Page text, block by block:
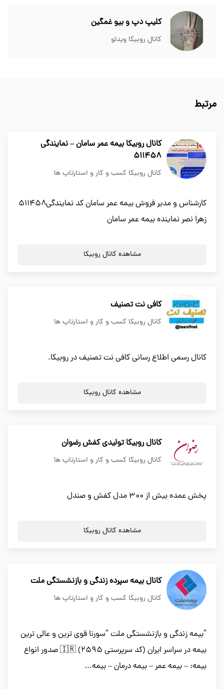
کلیپ دپ و بیو غمگین
کانال روبیکا ویدئو
مرتبط
کانال روبیکا بیمه عمر سامان – نمایندگی
511458
کانال روبیکا کسب و کار و استارتاپ ها
کارشناس و مدیر فروش بیمه عمر سامان کد نمایندگی۵۱۱۴۵۸
زهرا نصر نماینده بیمه عمر سامان
مشاهده کانال روبیکا
کافی نت تصنیف
کانال روبیکا کسب و کار و استارتاپ ها
کانال رسمی اطلاع رسانی کافی نت تصنیف در روبیکا.
مشاهده کانال روبیکا
کانال روبیکا تولیدی کفش رضوان
کانال روبیکا کسب و کار و استارتاپ ها
پخش عمده بیش از 300 مدل کفش و صندل
مشاهده کانال روبیکا
کانال بیمه سپرده زندگی و بازنشستگی ملت
کانال روبیکا کسب و کار و استارتاپ ها
“بیمه زندگی و بازنشستگی ملت “سورنا قوی ترین و عالی ترین
بیمه در سراسر ایران (کد سرپرستی 2595) 🇮🇷 صدور انواع
بیمه: – بیمه عمر – بیمه درمان – بیمه...